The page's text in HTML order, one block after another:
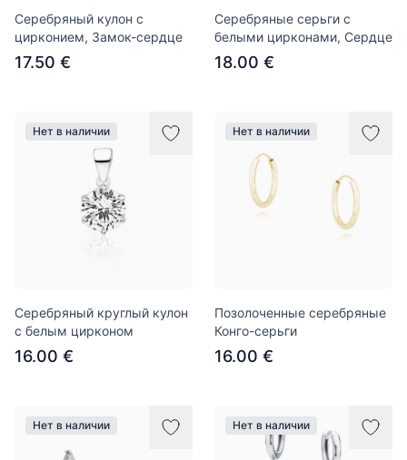
Серебряный кулон с
цирконием, Замок-сердце
17.50 €
Серебряные серьги с
белыми цирконами, Сердце
18.00 €
Нет в наличии
Серебряный круглый кулон
с белым цирконом
16.00 €
Нет в наличии
Позолоченные серебряные
Конго-серьги
16.00 €
Нет в наличии Нет в наличии